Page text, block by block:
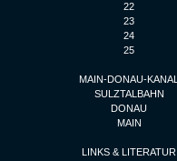
22
23
24
25
MAIN-DONAU-KANAL
SULZTALBAHN
DONAU
MAIN
LINKS & LITERATUR